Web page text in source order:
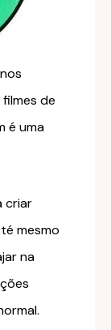
de
é uma
criar
mesmo
na